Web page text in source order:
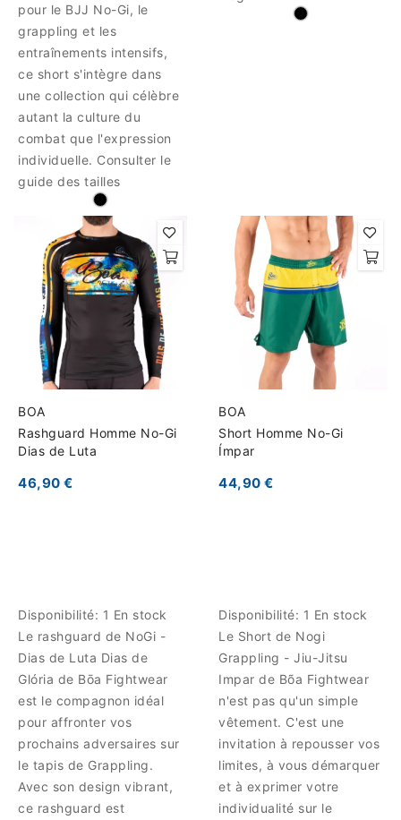
pour le BJJ No-Gi, le
grappling et les
entraînements intensifs,
ce short s'intègre dans
une collection qui célèbre
autant la culture du
combat que l'expression
individuelle. Consulter le
guide des tailles
BOA
Rashguard Homme No-Gi
Dias de Luta
46,90 €
Disponibilité: 1 En stock
Le rashguard de NoGi -
Dias de Luta Dias de
Glória de Bōa Fightwear
est le compagnon idéal
pour affronter vos
prochains adversaires sur
le tapis de Grappling.
Avec son design vibrant,
ce rashguard est
BOA
Short Homme No-Gi
Ímpar
44,90 €
Disponibilité: 1 En stock
Le Short de Nogi
Grappling - Jiu-Jitsu
Impar de Bõa Fightwear
n'est pas qu'un simple
vêtement. C'est une
invitation à repousser vos
limites, à vous démarquer
et à exprimer votre
individualité sur le